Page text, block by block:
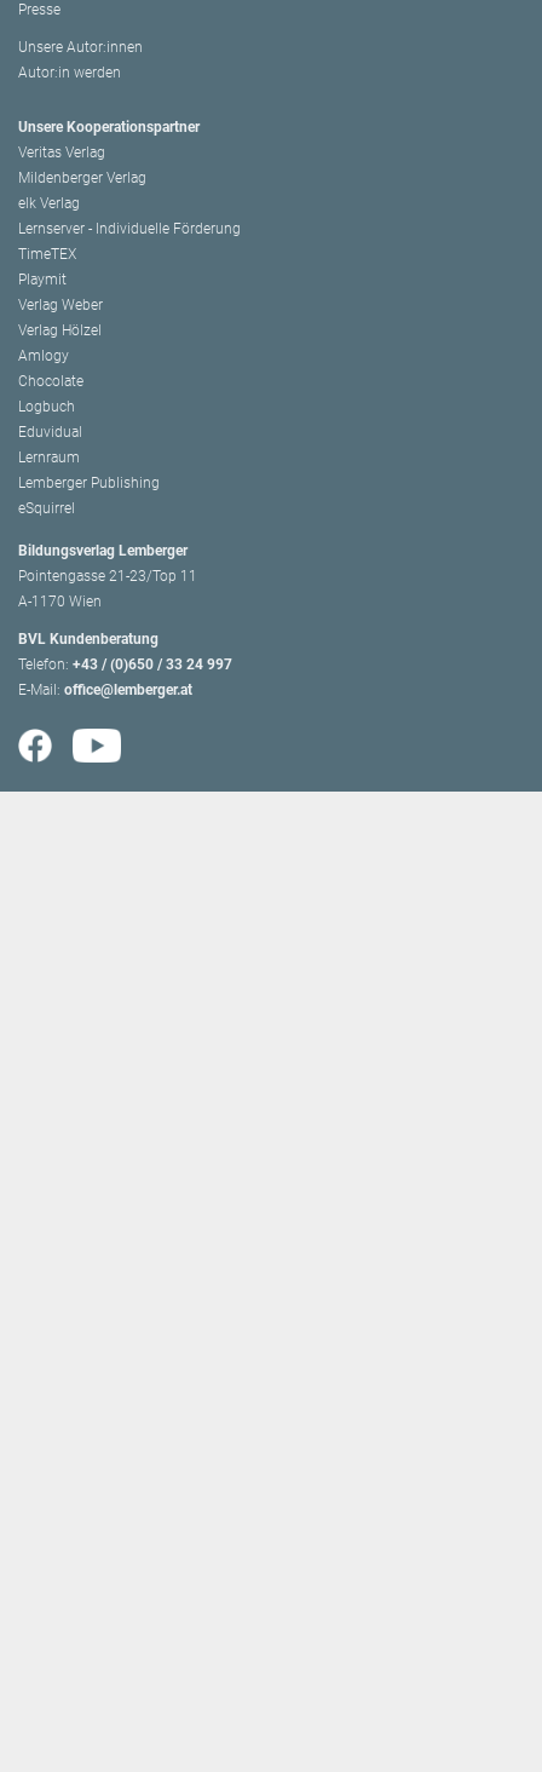
Presse
Unsere Autor:innen
Autor:in werden
Unsere Kooperationspartner
Veritas Verlag
Mildenberger Verlag
elk Verlag
Lernserver - Individuelle Förderung
TimeTEX
Playmit
Verlag Weber
Verlag Hölzel
Amlogy
Chocolate
Logbuch
Eduvidual
Lernraum
Lemberger Publishing
eSquirrel
Bildungsverlag Lemberger
Pointengasse 21-23/Top 11
A-1170 Wien
BVL Kundenberatung
Telefon: +43 / (0)650 / 33 24 997
E-Mail: office@lemberger.at